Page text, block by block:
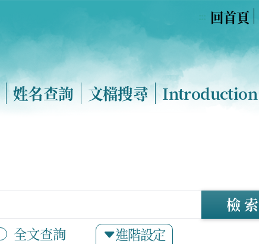
回首頁
姓名查詢 文檔搜尋 Introduction
全文查詢 進階設定
檢 索